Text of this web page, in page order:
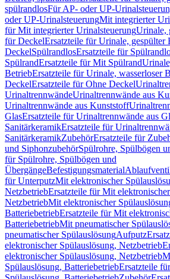
spülrandlosFür AP- oder UP-
oder UP-UrinalsteuerungMit integrierter
für Mit integrierter UrinalsteuerungUrinale,
für DeckelErsatzteile für Urinale, gespülter
DeckelSpülrandlosErsatzteile für
SpülrandErsatzteile für Mit Spülrand
BetriebErsatzteile für Urinale, wasserloser
DeckelErsatzteile für Ohne Deckel
UrinaltrennwändeUrinaltrennwände aus
Urinaltrennwände aus Kunststoff
GlasErsatzteile für Urinaltrennwände aus
SanitärkeramikErsatzteile für
SanitärkeramikZubehörErsatzteile für
und SiphonzubehörSpülrohre, Spülbögen
für Spülrohre, Spülbögen und
ÜbergängeBefestigungsmaterial
für UnterputzMit elektronischer
NetzbetriebErsatzteile für Mit
NetzbetriebMit elektronischer
BatteriebetriebErsatzteile für Mit
BatteriebetriebMit pneumatischer
pneumatischer SpülauslösungAufputz
elektronischer Spülauslösung, Netzbetrieb
elektronischer Spülauslösung, Netzbetrieb
Spülauslösung, BatteriebetriebErsatzteile